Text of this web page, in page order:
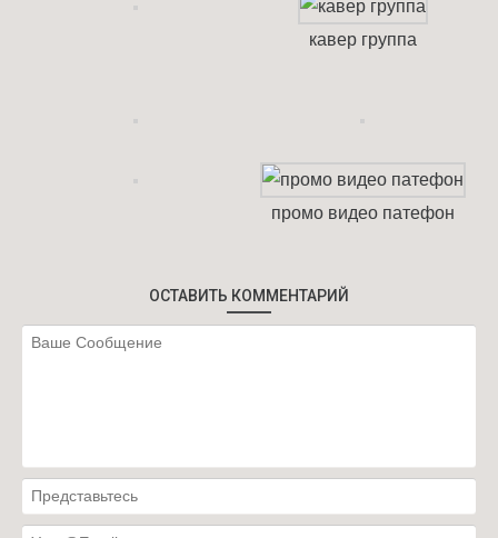
кавер группа
промо видео патефон
ОСТАВИТЬ КОММЕНТАРИЙ